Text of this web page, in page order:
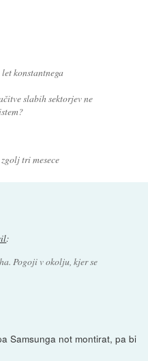
konstantnega
slabih sektorjev ne
tri mesece
:
Pogoji v okolju, kjer se
Samsunga not montirat, pa bi